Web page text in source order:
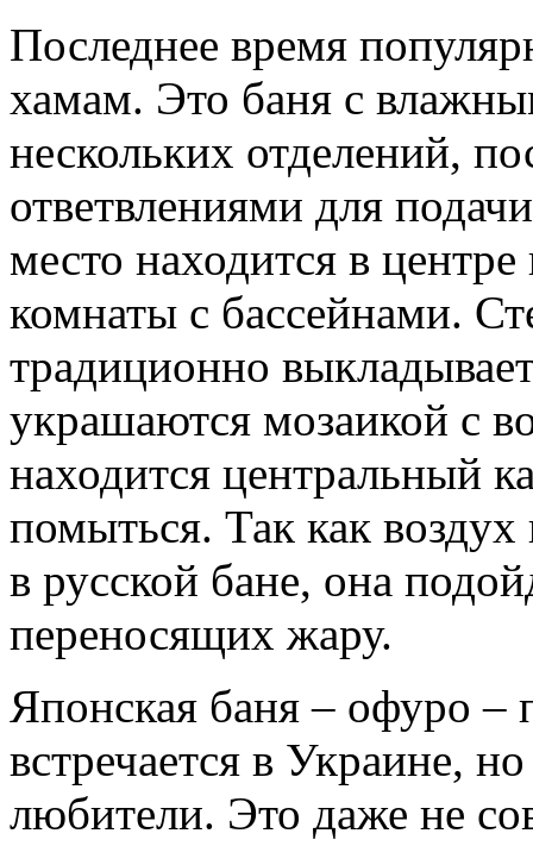
Последнее время
хамам. Это баня с
нескольких отделений,
ответвлениями для
место находится в
комнаты с бассейнами.
традиционно
украшаются мозаикой с
находится центральный
помыться. Так как
в русской бане, она
переносящих жару.
Японская баня – офуро –
встречается в Украине,
любители. Это даже не